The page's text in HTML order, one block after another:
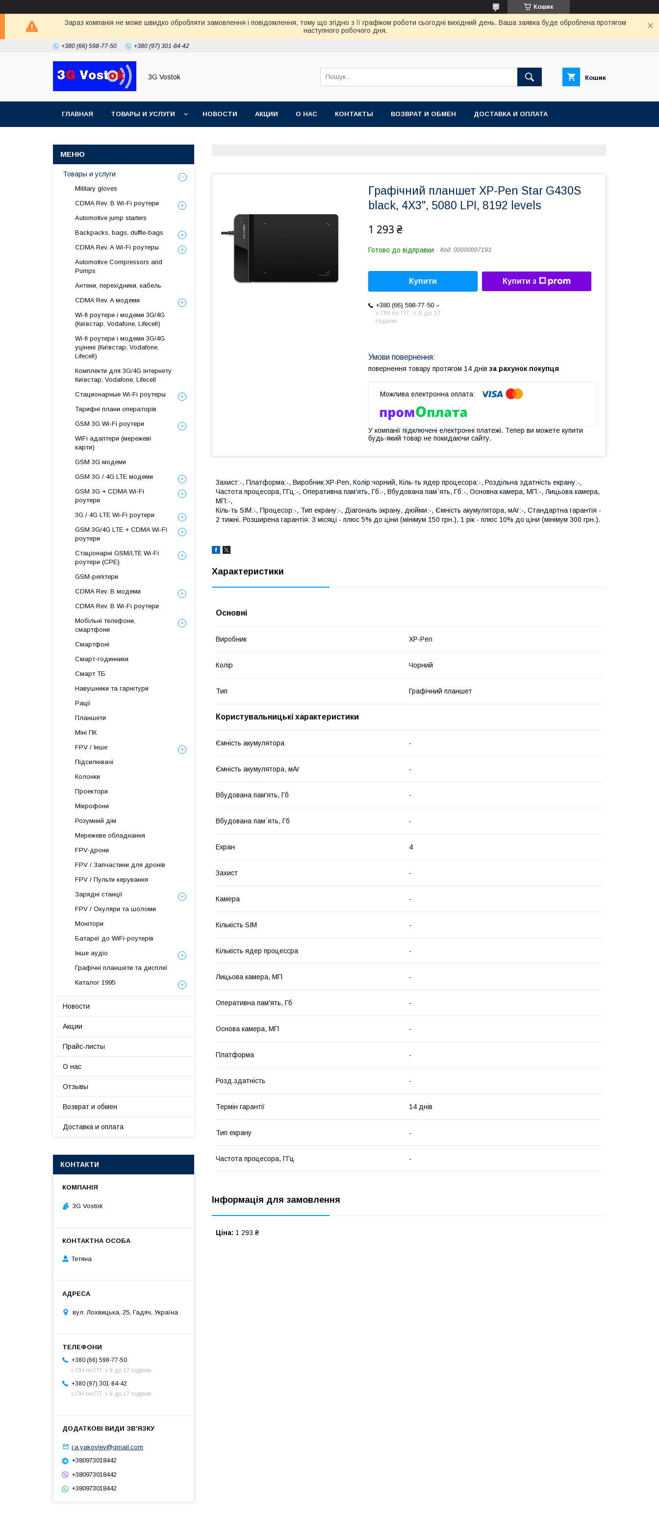
Кошик
Зараз компанія не може швидко обробляти замовлення і повідомлення, тому що згідно з її графіком роботи сьогодні вихідний день. Ваша заявка буде оброблена протягом
наступного робочого дня.
+380 (66) 598-77-50 +380 (97) 301-84-42
3G Vostok Кошик
ГЛАВНАЯ ТОВАРЫ И УСЛУГИ НОВОСТИ АКЦИИ О НАС КОНТАКТЫ ВОЗВРАТ И ОБМЕН ДОСТАВКА И ОПЛАТА
Графічний планшет XP-Pen Star G430S
black, 4X3", 5080 LPI, 8192 levels
1 293 ₴
Готово до відправки Код: 00000007193
Купити Купити з
+380 (66) 598-77-50
с ПН по ПТ, с 9 до 17
години
повернення товару протягом 14 днів за рахунок покупця
У компанії підключені електронні платежі. Тепер ви можете купити
будь-який товар не покидаючи сайту.
Захист:-, Платформа:-, Виробник:XP-Pen, Колір:чорний, Кіль-ть ядер процесора:-, Роздільна здатність екрану:-,
Частота процесора, ГГц:-, Оперативна пам'ять, Гб:-, Вбудована пам`ять, Гб:-, Основна камера, МП:-, Лицьова камера,
МП:-,
Кіль-ть SIM:-, Процесор:-, Тип екрану:-, Діагональ экрану, дюйми:-, Ємність акумулятора, мАг:-, Стандартна гарантія -
2 тижні. Розширена гарантія: 3 місяці - плюс 5% до ціни (мінімум 150 грн.), 1 рік - плюс 10% до ціни (мінімум 300 грн.).
Характеристики
Основні
Виробник XP-Pen
Колір Чорний
Тип Графічний планшет
Користувальницькі характеристики
Ємність акумулятора -
Ємність акумулятора, мАг -
Вбудована пам'ять, Гб -
Вбудована пам`ять, Гб -
Екран 4
Захист -
Камера -
Кількість SIM -
Кількість ядер процессра -
Лицьова камера, МП -
Оперативна пам'ять, Гб -
Основа камера, МП -
Платформа -
Розд.здатність -
Термін гарантії 14 днів
Тип екрану -
Частота процесора, ГГц -
Інформація для замовлення
Ціна: 1 293 ₴
Товары и услуги
Military gloves
CDMA Rev. B Wi-Fi роутери
Automotive jump starters
Backpacks, bags, duffle-bags
CDMA Rev. A Wi-Fi роутеры
Automotive Compressors and
Pumps
Антени, перехідники, кабель
CDMA Rev. A модеми
Wi-fi роутери і модеми 3G/4G
(Київстар, Vodafone, Lifecell)
Wi-fi роутери і модеми 3G/4G
уцінені (Київстар, Vodafone,
Lifecell)
Комплекти для 3G/4G інтернету
Київстар, Vodafone, Lifecell
Стационарные Wi-Fi роутеры
Тарифні плани операторів
GSM 3G Wi-Fi роутери
WiFi адаптери (мережеві
карти)
GSM 3G модеми
GSM 3G / 4G LTE модеми
GSM 3G + CDMA Wi-Fi
роутери
3G / 4G LTE Wi-Fi роутери
GSM 3G/4G LTE + CDMA Wi-Fi
роутери
Стаціонарні GSM/LTE Wi-Fi
роутери (CPE)
GSM-репітери
CDMA Rev. B модеми
CDMA Rev. B Wi-Fi роутери
Мобільні телефони,
смартфони
Смартфоні
Смарт-годинники
Смарт ТБ
Навушники та гарнітури
Рації
Планшети
Міні ПК
FPV / Інше
Підсилювачі
Колонки
Проектори
Мікрофони
Розумний дім
Мережеве обладнання
FPV-дрони
FPV / Запчастини для дронів
FPV / Пульти керування
Зарядні станції
FPV / Окуляри та шоломи
Монітори
Батареї до WiFi-роутерів
Інше аудіо
Графічні планшети та дисплеї
Каталог 1995
Новости
Акции
Прайс-листы
О нас
Отзывы
Возврат и обмен
Доставка и оплата
КОНТАКТИ
3G Vostok
Тетяна
вул. Лохвицька, 25, Гадяч, Україна
+380 (66) 598-77-50
с ПН по ПТ, с 9 до 17 години
+380 (97) 301-84-42
с ПН по ПТ, с 9 до 17 години
r.a.yakovlev@gmail.com
+380973018442
+380973018442
+380973018442